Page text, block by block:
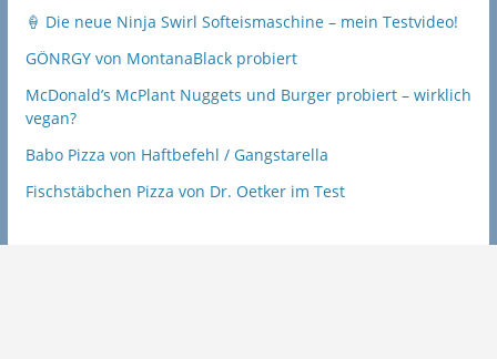
🍦 Die neue Ninja Swirl Softeismaschine – mein Testvideo!
GÖNRGY von MontanaBlack probiert
McDonald’s McPlant Nuggets und Burger probiert – wirklich
vegan?
Babo Pizza von Haftbefehl / Gangstarella
Fischstäbchen Pizza von Dr. Oetker im Test